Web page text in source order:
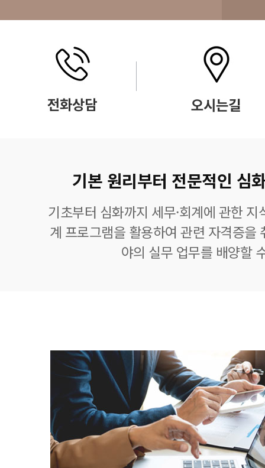
기본 원리부터 전문적인 심
기초부터 심화까지 세무·회계에 관한
계 프로그램을 활용하여 관련 자격증을
야의 실무 업무를 배양할